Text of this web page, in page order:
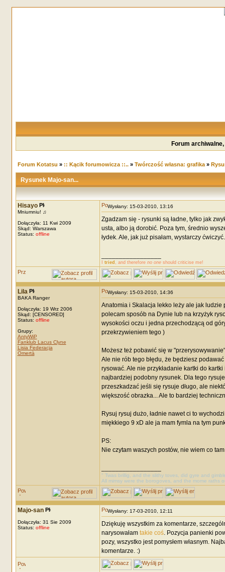
Forum
Forum Kotatsu » :: Kącik forumowicza ::..» Twórczość własna: grafika»
Rysunek Majo-san...
Hisayo
Mniumniu! ♫
Dołączyła: 11 Kwi 2009
Skąd: Warszawa
Status: offline
Wysłany: 15-03-2010, 13:16
Zgadzam się - rysunki są ładne, tylko jak
usta, albo ją dorobić. Poza tym, średnio
łydek. Ale, jak już pisałam, wystarczy ćwiczyć.
tried , and therefore no oneshould criticise me!
Lila
BAKA Ranger
Dołączyła: 19 Wrz 2006
Skąd: [CENSORED]
Status: offline
Grupy:
AntyWiP
Fanklub Lacus Clyne
Lisia Federacja
Omertà
Wysłany: 15-03-2010, 14:36
Anatomia i Skalacja lekko leży ale jak
polecam sposób na Dynie lub na krzyżyk
wysokości oczu i jedna przechodzącą od
przekrzywieniem tego )
Możesz też pobawić się w
Ale nie rób tego błędu, że będziesz
rysować. Ale nie przykładanie kartki do
najbardziej podobny rysunek. Dla tego
przeszkadzać jeśli się rysuje długo, ale
większość obrazka... Ale to bardziej
Rysuj rysuj dużo, ładnie nawet ci to
miękkiego 9 xD ale ja mam fymla na tym
PS:
Nie czytam waszych postów, nie wiem co
" Twas brillig, and the slithy toves, did gyre and
All mimsy were the borogoves, and the mome raths
Majo-san
Dołączyła: 31 Sie 2009
Status: offline
Wysłany: 17-03-2010, 12:11
Dziękuję wszystkim za komentarze,
narysowałam takie coś. Pozycja panienki
pozy, wszystko jest pomysłem własnym.
komentarze. :)